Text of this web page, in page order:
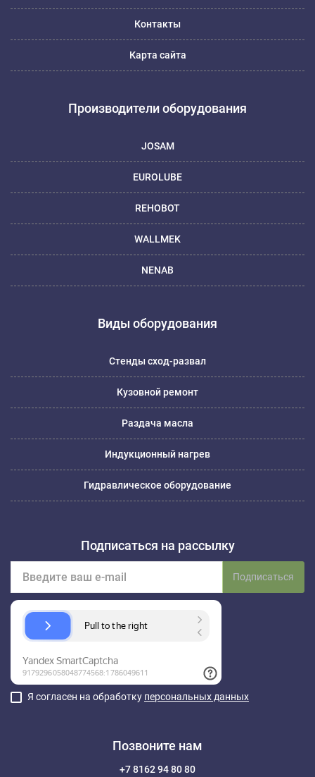
Контакты
Карта сайта
Производители оборудования
JOSAM
EUROLUBE
REHOBOT
WALLMEK
NENAB
Виды оборудования
Стенды сход-развал
Кузовной ремонт
Раздача масла
Индукционный нагрев
Гидравлическое оборудование
Подписаться на рассылку
Подписаться
Я согласен на обработку персональных данных
Позвоните нам
+7 8162 94 80 80